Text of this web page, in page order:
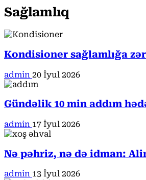
Sağlamlıq
Kondisioner sağlamlığa
admin 20 İyul 2026
Gündəlik 10 min addım
admin 17 İyul 2026
Nə pəhriz, nə də idman:
admin 13 İyul 2026